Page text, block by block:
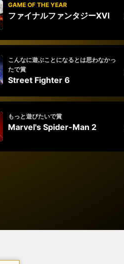
GAME OF THE YEAR
ファイナルファンタジーXVI
こんなに遊ぶことになるとは思わなかっ
たで賞
Street Fighter 6
もっと遊びたいで賞
Marvel's Spider-Man 2